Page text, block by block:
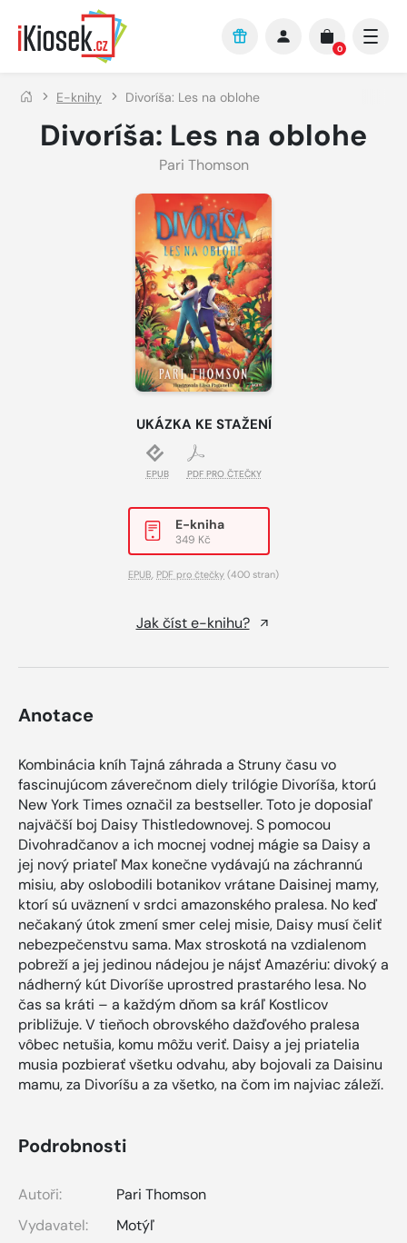
Přejít na hlavní obsah
0
E-knihy Divoríša: Les na oblohe
Divoríša: Les na oblohe
Pari Thomson
UKÁZKA KE STAŽENÍ
EPUB PDF PRO ČTEČKY
E-kniha
349 Kč
EPUB PDF pro čtečky (400 stran)
Jak číst e-knihu?
Anotace
Kombinácia kníh Tajná záhrada a Struny času vo
fascinujúcom záverečnom diely trilógie Divoríša, ktorú
New York Times označil za bestseller. Toto je doposiaľ
najväčší boj Daisy Thistledownovej. S pomocou
Divohradčanov a ich mocnej vodnej mágie sa Daisy a
jej nový priateľ Max konečne vydávajú na záchrannú
misiu, aby oslobodili botanikov vrátane Daisinej mamy,
ktorí sú uväznení v srdci amazonského pralesa. No keď
nečakaný útok zmení smer celej misie, Daisy musí čeliť
nebezpečenstvu sama. Max stroskotá na vzdialenom
pobreží a jej jedinou nádejou je nájsť Amazériu: divoký a
nádherný kút Divoríše uprostred prastarého lesa. No
čas sa kráti – a každým dňom sa kráľ Kostlicov
približuje. V tieňoch obrovského dažďového pralesa
vôbec netušia, komu môžu veriť. Daisy a jej priatelia
musia pozbierať všetku odvahu, aby bojovali za Daisinu
mamu, za Divoríšu a za všetko, na čom im najviac záleží.
Podrobnosti
Autoři:
Pari Thomson
Vydavatel:
Motýľ